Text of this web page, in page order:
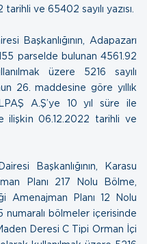
tarihli ve 65402 sayılı yazısı.
Başkanlığının, Adapazarı
parselde bulunan 4561.92
üzere 5216 sayılı
26. maddesine göre yıllık
A.Ş’ye 10 yıl süre ile
ilişkin06.12.2022 tarihli ve
Başkanlığının, Karasu
Planı 217 Nolu Bölme,
Amenajman Planı 12 Nolu
bölmeler içerisinde
Deresi C Tipi Orman İçi